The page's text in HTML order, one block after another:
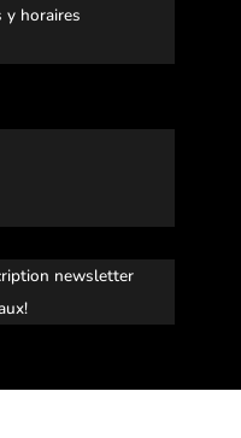
y horaires
newsletter